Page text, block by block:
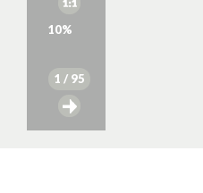
10%
1 / 95